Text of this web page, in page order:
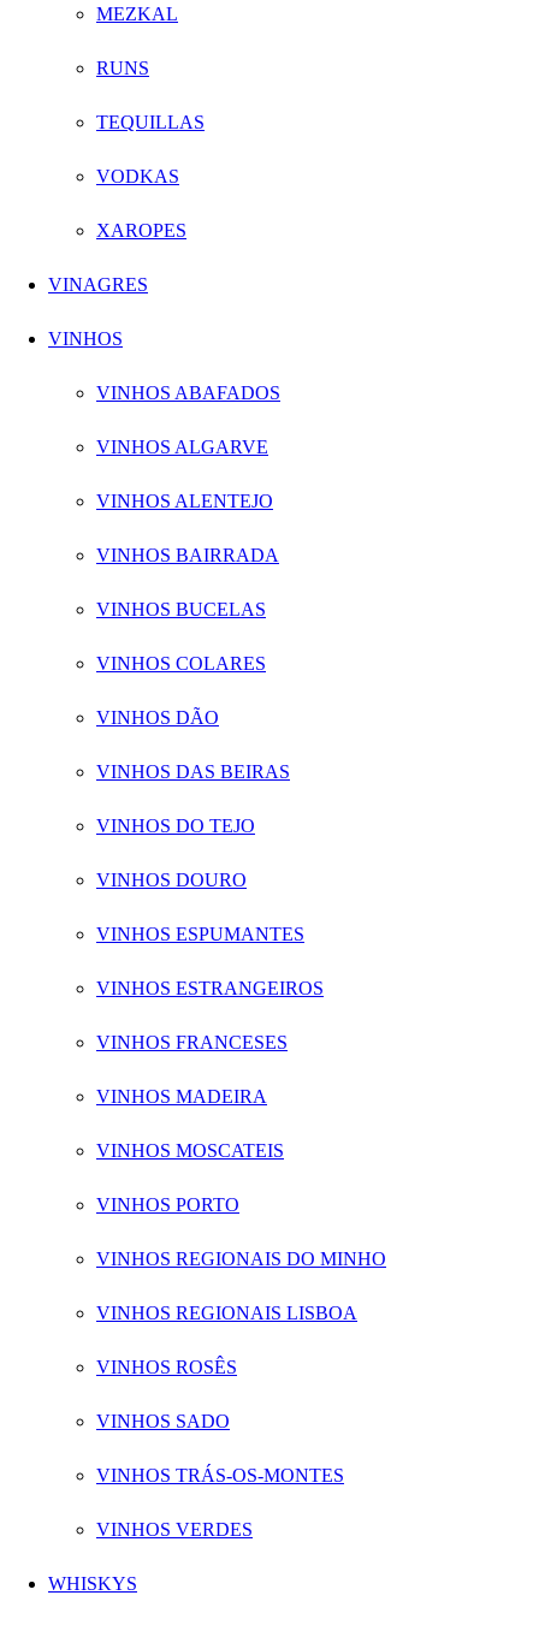
MEZKAL
RUNS
TEQUILLAS
VODKAS
XAROPES
VINAGRES
VINHOS
VINHOS ABAFADOS
VINHOS ALGARVE
VINHOS ALENTEJO
VINHOS BAIRRADA
VINHOS BUCELAS
VINHOS COLARES
VINHOS DÃO
VINHOS DAS BEIRAS
VINHOS DO TEJO
VINHOS DOURO
VINHOS ESPUMANTES
VINHOS ESTRANGEIROS
VINHOS FRANCESES
VINHOS MADEIRA
VINHOS MOSCATEIS
VINHOS PORTO
VINHOS REGIONAIS DO MINHO
VINHOS REGIONAIS LISBOA
VINHOS ROSÊS
VINHOS SADO
VINHOS TRÁS-OS-MONTES
VINHOS VERDES
WHISKYS